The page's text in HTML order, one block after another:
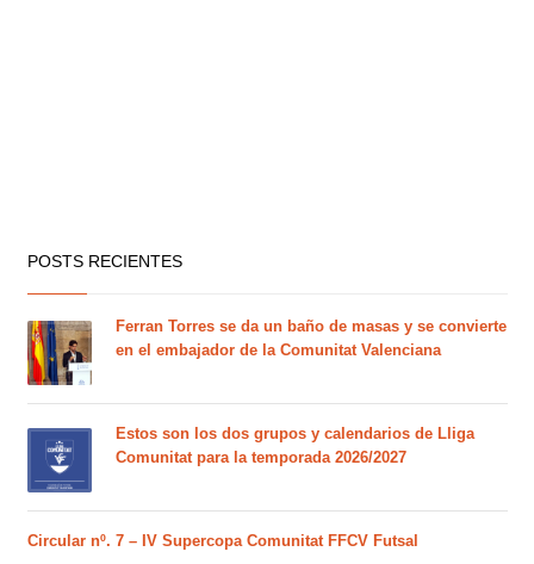
POSTS RECIENTES
Ferran Torres se da un baño de masas y se convierte
en el embajador de la Comunitat Valenciana
Estos son los dos grupos y calendarios de Lliga
Comunitat para la temporada 2026/2027
Circular nº. 7 – IV Supercopa Comunitat FFCV Futsal